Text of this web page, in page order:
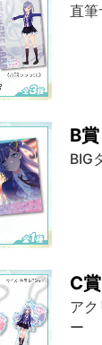
直筆
B賞
BIG
C賞
ア
ー